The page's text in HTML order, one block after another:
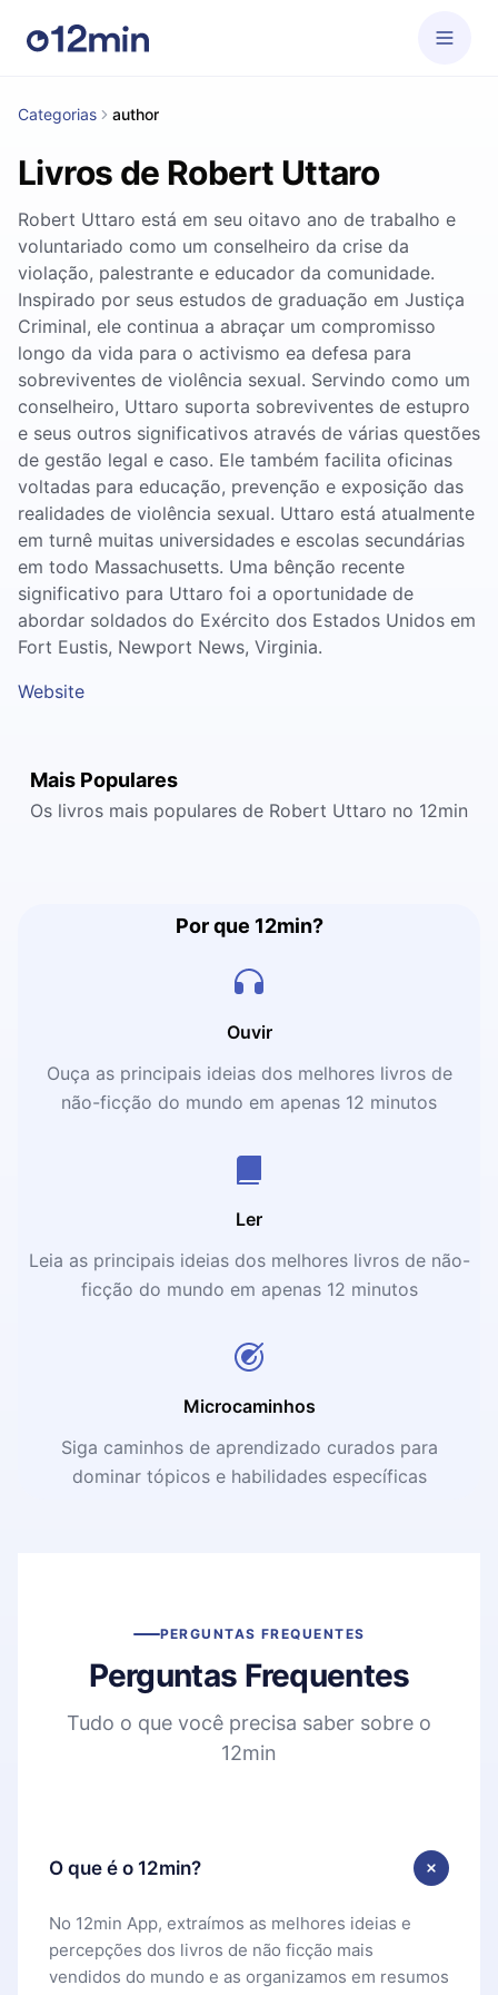
Categorias author
Livros de Robert Uttaro
Robert Uttaro está em seu oitavo ano de trabalho e
voluntariado como um conselheiro da crise da
violação, palestrante e educador da comunidade.
Inspirado por seus estudos de graduação em Justiça
Criminal, ele continua a abraçar um compromisso
longo da vida para o activismo ea defesa para
sobreviventes de violência sexual. Servindo como um
conselheiro, Uttaro suporta sobreviventes de estupro
e seus outros significativos através de várias questões
de gestão legal e caso. Ele também facilita oficinas
voltadas para educação, prevenção e exposição das
realidades de violência sexual. Uttaro está atualmente
em turnê muitas universidades e escolas secundárias
em todo Massachusetts. Uma bênção recente
significativo para Uttaro foi a oportunidade de
abordar soldados do Exército dos Estados Unidos em
Fort Eustis, Newport News, Virginia.
Website
Mais Populares
Os livros mais populares de Robert Uttaro no 12min
Por que 12min?
Ouvir
Ouça as principais ideias dos melhores livros de
não-ficção do mundo em apenas 12 minutos
Ler
Leia as principais ideias dos melhores livros de não-
ficção do mundo em apenas 12 minutos
Microcaminhos
Siga caminhos de aprendizado curados para
dominar tópicos e habilidades específicas
PERGUNTAS FREQUENTES
Perguntas Frequentes
Tudo o que você precisa saber sobre o
12min
O que é o 12min?
No 12min App, extraímos as melhores ideias e
percepções dos livros de não ficção mais
vendidos do mundo e as organizamos em resumos